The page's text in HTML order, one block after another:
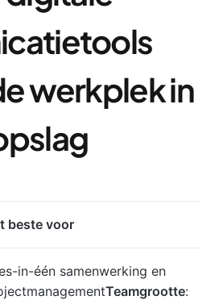
werkplek in
beste voor
in-één samenwerking en
Teamgrootte: